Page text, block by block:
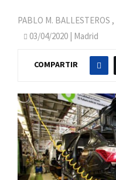
PABLO M. BALLESTEROS ,
03/04/2020 | Madrid
COMPARTIR